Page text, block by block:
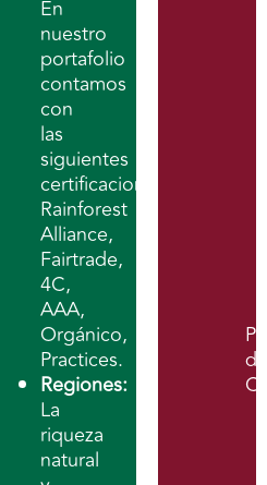
En
nuestro
portafolio
contamos
con
las
siguientes
certificaciones
Rainforest
Alliance,
Fairtrade,
4C,
AAA,
Orgánico,
Practices.
Regiones:
La
riqueza
natural
de